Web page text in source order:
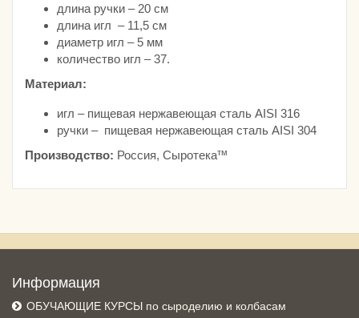
длина ручки – 20 см
длина игл – 11,5 см
диаметр игл – 5 мм
количество игл – 37.
Материал:
игл – пищевая нержавеющая сталь AISI 316
ручки – пищевая нержавеющая сталь AISI 304
Производство: Россия, Сыротекатм
Информация
ОБУЧАЮЩИЕ КУРСЫ по сыроделию и колбасам